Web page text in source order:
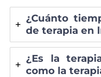
¿Cuánto
de terapia en
¿Es la
como la